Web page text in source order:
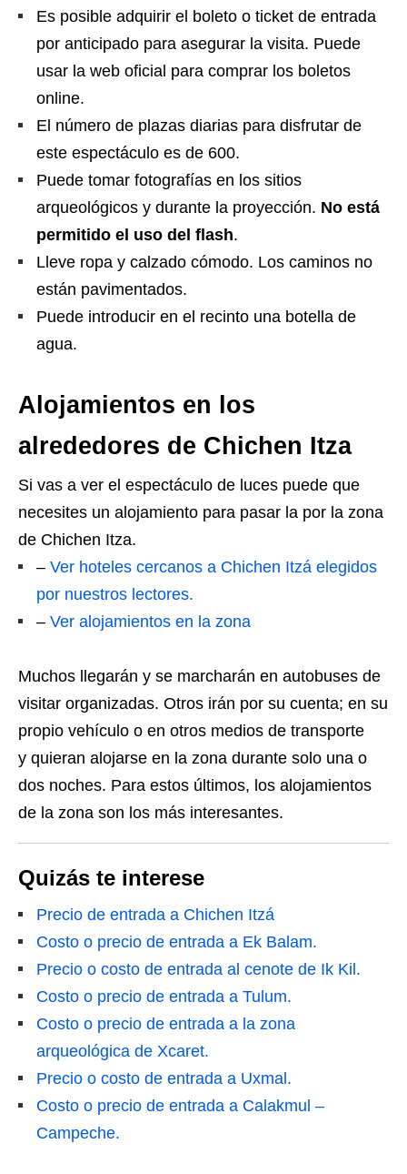
Es posible adquirir el boleto o ticket de entrada
por anticipado para asegurar la visita. Puede
usar la web oficial para comprar los boletos
online.
El número de plazas diarias para disfrutar de
este espectáculo es de 600.
Puede tomar fotografías en los sitios
arqueológicos y durante la proyección. No está
permitido el uso del flash.
Lleve ropa y calzado cómodo. Los caminos no
están pavimentados.
Puede introducir en el recinto una botella de
agua.
Alojamientos en los
alrededores de Chichen Itza
Si vas a ver el espectáculo de luces puede que
necesites un alojamiento para pasar la por la zona
de Chichen Itza.
– Ver hoteles cercanos a Chichen Itzá elegidos
por nuestros lectores.
– Ver alojamientos en la zona
Muchos llegarán y se marcharán en autobuses de
visitar organizadas. Otros irán por su cuenta; en su
propio vehículo o en otros medios de transporte
y quieran alojarse en la zona durante solo una o
dos noches. Para estos últimos, los alojamientos
de la zona son los más interesantes.
Quizás te interese
Precio de entrada a Chichen Itzá
Costo o precio de entrada a Ek Balam.
Precio o costo de entrada al cenote de Ik Kil.
Costo o precio de entrada a Tulum.
Costo o precio de entrada a la zona
arqueológica de Xcaret.
Precio o costo de entrada a Uxmal.
Costo o precio de entrada a Calakmul –
Campeche.